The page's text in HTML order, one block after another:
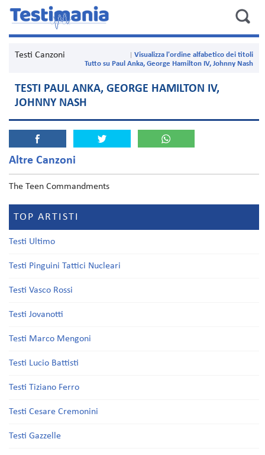
Testi Canzoni
Visualizza l'ordine alfabetico dei titoli
Tutto su Paul Anka, George Hamilton IV, Johnny Nash
TESTI PAUL ANKA, GEORGE HAMILTON IV,
JOHNNY NASH
Altre Canzoni
The Teen Commandments
TOP ARTISTI
Testi Ultimo
Testi Pinguini Tattici Nucleari
Testi Vasco Rossi
Testi Jovanotti
Testi Marco Mengoni
Testi Lucio Battisti
Testi Tiziano Ferro
Testi Cesare Cremonini
Testi Gazzelle